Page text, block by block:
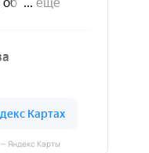
Яндекс Карты